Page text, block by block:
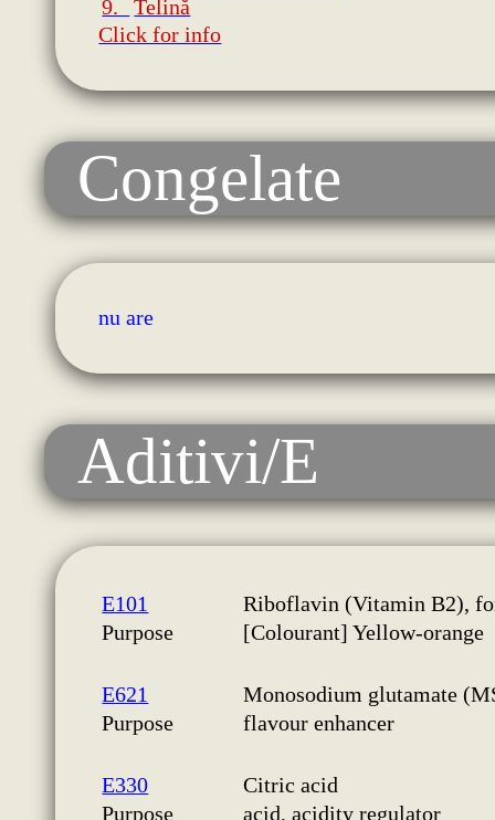
9.
Telină
Click for info
Congelate
nu are
Aditivi/E
E101
Riboflavin (Vitamin B2),
Purpose
[Colourant] Yellow-orange
E621
Monosodium glutamate
Purpose
flavour enhancer
E330
Citric acid
Purpose
acid, acidity regulator